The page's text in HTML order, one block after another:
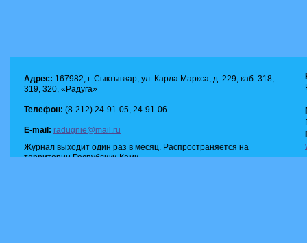
Адрес: 167982, г. Сыктывкар, ул. Карла Маркса, д. 229, каб. 318,
319, 320, «Радуга»
Телефон: (8-212) 24-91-05, 24-91-06.
E-mail: radugnie@mail.ru
Журнал выходит один раз в месяц. Распространяется на
территории Республики Коми.